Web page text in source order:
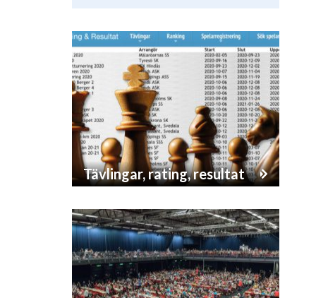
Tävlingar, rating, resultat